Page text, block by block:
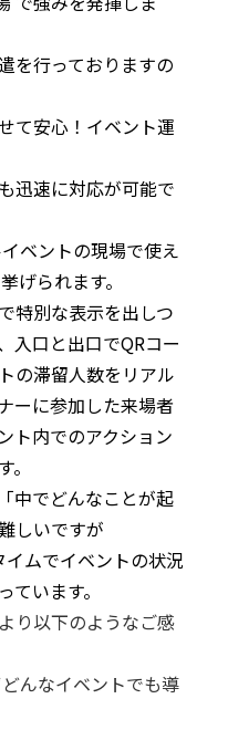
を行っておりますの
て安心！イベント運
迅速に対応が可能で
ベントの現場で使え
げられます。
特別な表示を出しつ
入口と出口でQRコー
の滞留人数をリアル
ーに参加した来場者
ト内でのアクション
中でどんなことが起
しいですが
ムでイベントの状況
います。
り以下のようなご感
んなイベントでも導